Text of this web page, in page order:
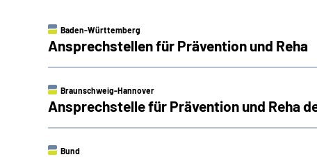
Baden-Württemberg
Ansprechstellen für Prävention und Reha
Braunschweig-Hannover
Ansprechstelle für Prävention und Reha
Bund